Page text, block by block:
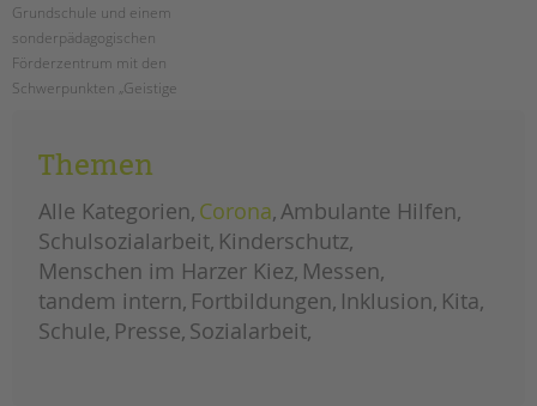
Grundschule und einem
sonderpädagogischen
Förderzentrum mit den
Schwerpunkten „Geistige
„LIEBESLEBEN“ statt.
weiterlesenpestalozzi-
schule:
drei
tage
für
sexuelle
gesundheit
und
aufklärung
Themen
Alle Kategorien Corona Ambulante Hilfen
Schulsozialarbeit Kinderschutz
Menschen im Harzer Kiez Messen
tandem intern Fortbildungen Inklusion Kita
Schule Presse Sozialarbeit